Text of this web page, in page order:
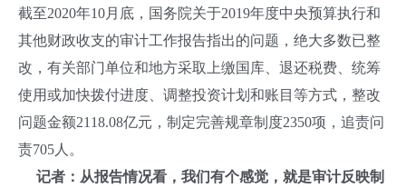
截至2020年10月底，国务院关于2019年度中央预算执行和
其他财政收支的审计工作报告指出的问题，绝大多数已整
改，有关部门单位和地方采取上缴国库、退还税费、统筹
使用或加快拨付进度、调整投资计划和账目等方式，整改
问题金额2118.08亿元，制定完善规章制度2350项，追责问
责705人。
记者：从报告情况看，我们有个感觉，就是审计反映制